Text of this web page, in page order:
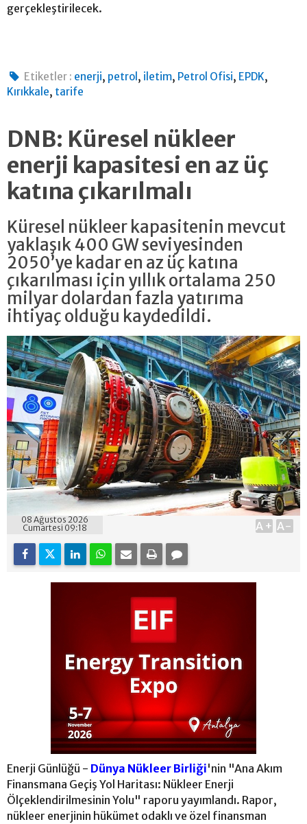
gerçekleştirilecek.
Etiketler : enerji, petrol , iletim, Petrol Ofisi, EPDK,
Kırıkkale, tarife
DNB: Küresel nükleer
enerji kapasitesi en az üç
katına çıkarılmalı
Küresel nükleer kapasitenin mevcut
yaklaşık 400 GW seviyesinden
2050’ye kadar en az üç katına
çıkarılması için yıllık ortalama 250
milyar dolardan fazla yatırıma
ihtiyaç olduğu kaydedildi.
08 Ağustos 2026
Cumartesi 09:18
A+ A-
Enerji Günlüğü - Dünya Nükleer Birliği'nin "Ana Akım
Finansmana Geçiş Yol Haritası: Nükleer Enerji
Ölçeklendirilmesinin Yolu" raporu yayımlandı. Rapor,
nükleer enerjinin hükümet odaklı ve özel finansman